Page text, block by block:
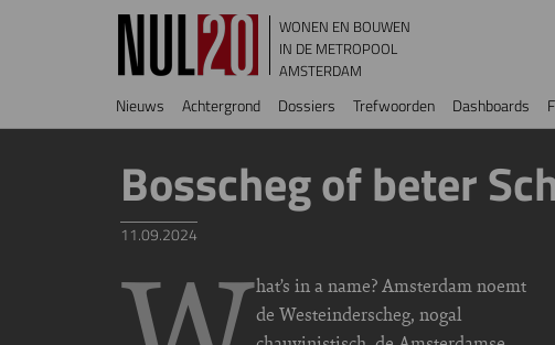
Overslaan en naar de inhoud gaan
WONEN EN BOUWEN
IN DE METROPOOL
AMSTERDAM
Hoofdnavigatie
Nieuws Achtergrond Dossiers Trefwoorden Dashboards
Bosscheg of beter
11.09.2024
hat’s in a name? Amsterdam noemt
de Westeinderscheg, nogal